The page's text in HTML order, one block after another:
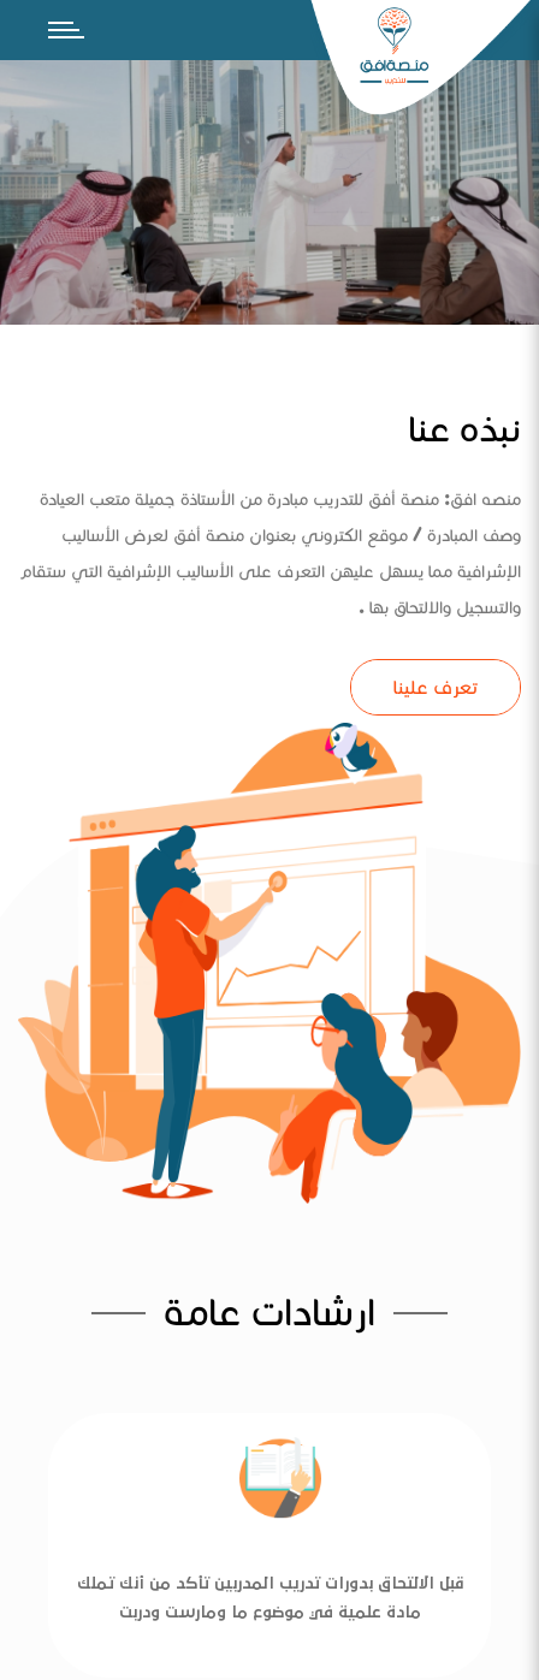
نبذه عنا
منصه افق: منصة أفق للتدريب مبادرة من الأستاذة جميلة متعب العيادة
وصف المبادرة / موقع الكتروني بعنوان منصة أفق لعرض الأساليب
الإشرافية مما يسهل عليهن التعرف على الأساليب الإشرافية التي ستقام
والتسجيل والالتحاق بها .
تعرف علينا
ارشادات عامة
قبل الالتحاق بدورات تدريب المدربين تأكد من أنك تملك
مادة علمية في موضوع ما ومارست ودربت